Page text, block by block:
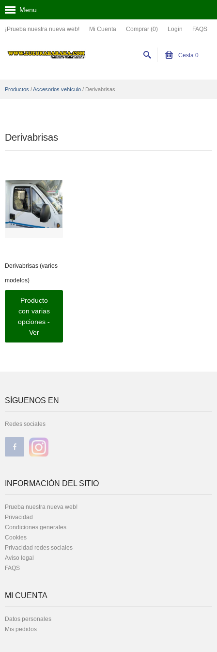
¡Prueba nuestra nueva web! Mi Cuenta Comprar (0) Login FAQS
Menu
Cesta 0
Productos /Accesorios vehículo / Derivabrisas
Derivabrisas
Derivabrisas (varios
modelos)
Producto
con varias
opciones -
Ver
SÍGUENOS EN
Redes sociales
INFORMACIÓN DEL SITIO
Prueba nuestra nueva web!
Privacidad
Condiciones generales
Cookies
Privacidad redes sociales
Aviso legal
FAQS
MI CUENTA
Datos personales
Mis pedidos